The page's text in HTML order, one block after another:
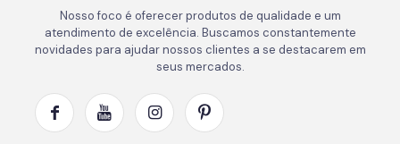
Nosso foco é oferecer produtos de qualidade e um
atendimento de excelência. Buscamos constantemente
novidades para ajudar nossos clientes a se destacarem em
seus mercados.